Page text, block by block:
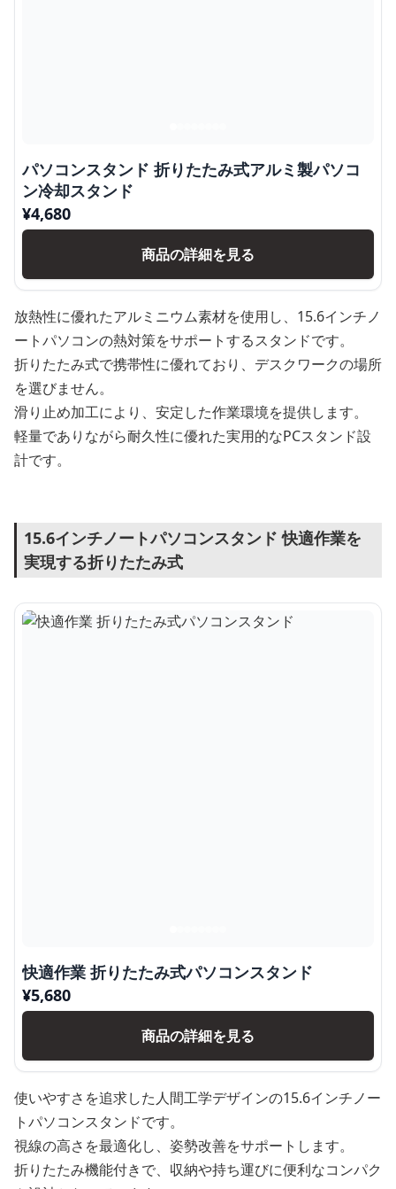
パソコンスタンド 折りたたみ式アルミ製パソコ
ン冷却スタンド
¥4,680
商品の詳細を見る
放熱性に優れたアルミニウム素材を使用し、15.6インチノ
ートパソコンの熱対策をサポートするスタンドです。
折りたたみ式で携帯性に優れており、デスクワークの場所
を選びません。
滑り止め加工により、安定した作業環境を提供します。
軽量でありながら耐久性に優れた実用的なPCスタンド設
計です。
15.6インチノートパソコンスタンド 快適作業を
実現する折りたたみ式
快適作業 折りたたみ式パソコンスタンド
¥5,680
商品の詳細を見る
使いやすさを追求した人間工学デザインの15.6インチノー
トパソコンスタンドです。
視線の高さを最適化し、姿勢改善をサポートします。
折りたたみ機能付きで、収納や持ち運びに便利なコンパク